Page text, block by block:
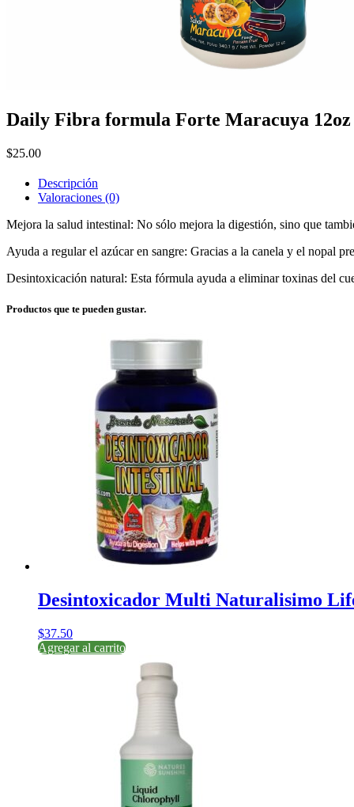
Daily Fibra formula Forte Maracuya 12oz
$25.00
Descripción
Valoraciones (0)
Mejora la salud intestinal: No sólo mejora la digestión, sino que
Ayuda a regular el azúcar en sangre: Gracias a la canela y el nopal
Desintoxicación natural: Esta fórmula ayuda a eliminar toxinas del
Productos que te pueden gustar.
Desintoxicador Multi Naturalisimo
$37.50
Agregar al carrito